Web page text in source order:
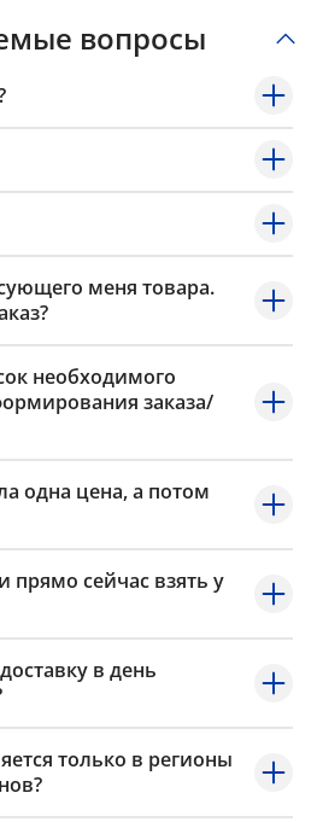
вопросы
меня товара.
необходимого
заказа/
одна цена, а потом
прямо сейчас взять у
в день
только в регионы